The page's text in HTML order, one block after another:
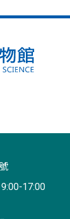
17:00